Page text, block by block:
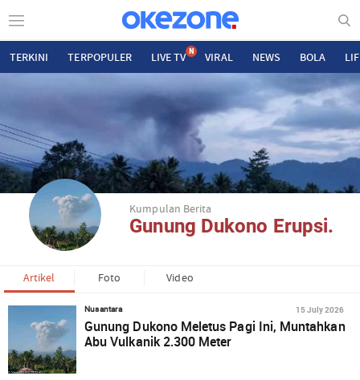
TERKINI TERPOPULER LIVE TV N VIRAL NEWS BOLA
Kumpulan Berita
Gunung Dukono Erupsi.
Artikel Foto Video
Nusantara 15 July 2026
Gunung Dukono Meletus Pagi Ini, Muntahkan
Abu Vulkanik 2.300 Meter